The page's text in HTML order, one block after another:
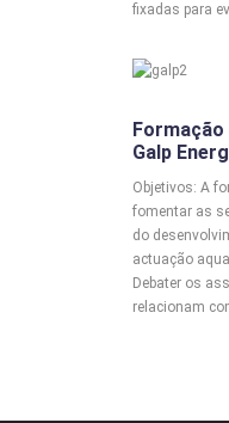
fixadas para
Formação
Galp
Objetivos: A
fomentar as
do
actuação
Debater os
relacionam